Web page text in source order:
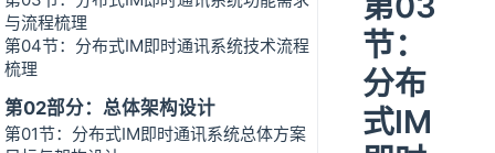
与流程梳理
第04节：分布式IM即时通讯系统技术流程
梳理
第02部分：总体架构设计
第01节：分布式IM即时通讯系统总体方案
节：
分布
式IM